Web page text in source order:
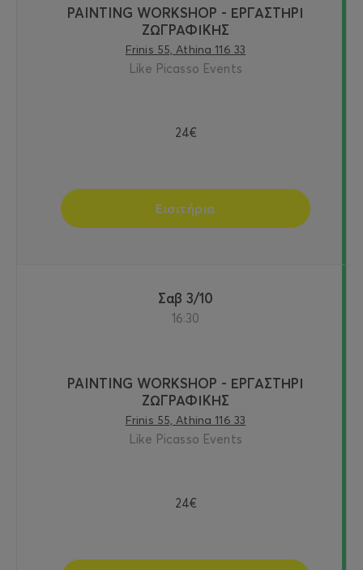
PAINTING WORKSHOP - ΕΡΓΑΣΤΗΡΙ
ΖΩΓΡΑΦΙΚΗΣ
Frinis 55, Athina 116 33
Like Picasso Events
24€
Εισιτήρια
Σαβ 3/10
16:30
PAINTING WORKSHOP - ΕΡΓΑΣΤΗΡΙ
ΖΩΓΡΑΦΙΚΗΣ
Frinis 55, Athina 116 33
Like Picasso Events
24€